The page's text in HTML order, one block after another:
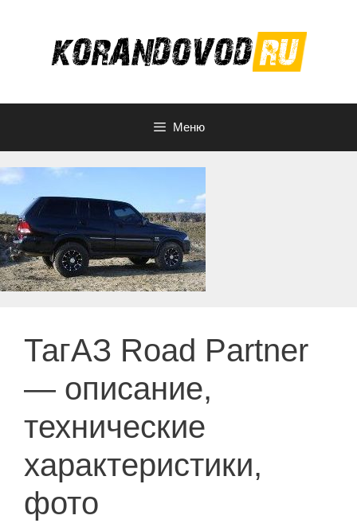
содержимому
Меню
ТагАЗ Road Partner
— описание,
технические
характеристики,
фото